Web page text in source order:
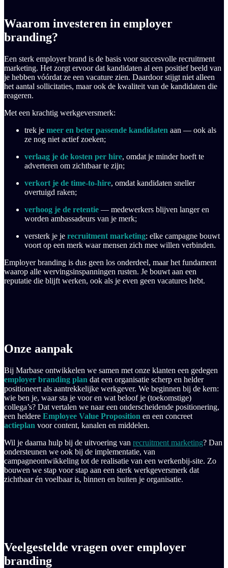
Waarom investeren in employer
branding?
Een sterk employer brand is de basis voor succesvolle recruitment
marketing. Het zorgt ervoor dat kandidaten al een positief beeld van
je hebben vóórdat ze een vacature zien. Daardoor stijgt niet alleen
het aantal sollicitaties, maar ook de kwaliteit van de kandidaten die
reageren.
Met een krachtig werkgeversmerk:
trek je meer en beter passende kandidaten aan — ook als
ze nog niet actief zoeken;
verlaag je de kosten per hire, omdat je minder hoeft te
adverteren om zichtbaar te zijn;
verkort je de time-to-hire, omdat kandidaten sneller
overtuigd raken;
verhoog je de retentie — medewerkers blijven langer en
worden ambassadeurs van je merk;
versterk je je recruitment marketing: elke campagne bouwt
voort op een merk waar mensen zich mee willen verbinden.
Employer branding is dus geen los onderdeel, maar het fundament
waarop alle wervingsinspanningen rusten. Je bouwt aan een
reputatie die blijft werken, ook als je even geen vacatures hebt.
Onze aanpak
Bij Marbase ontwikkelen we samen met onze klanten een gedegen
employer branding plan dat een organisatie scherp en helder
positioneert als aantrekkelijke werkgever. We beginnen bij de kern:
wie ben je, waar sta je voor en wat beloof je (toekomstige)
collega’s? Dat vertalen we naar een onderscheidende positionering,
een heldere Employee Value Proposition en een concreet
actieplan voor content, kanalen en middelen.
Wil je daarna hulp bij de uitvoering van recruitment marketing? Dan
ondersteunen we ook bij de implementatie, van
campagneontwikkeling tot de realisatie van een werkenbij-site. Zo
bouwen we stap voor stap aan een sterk werkgeversmerk dat
zichtbaar én voelbaar is, binnen en buiten je organisatie.
Veelgestelde vragen over employer
branding